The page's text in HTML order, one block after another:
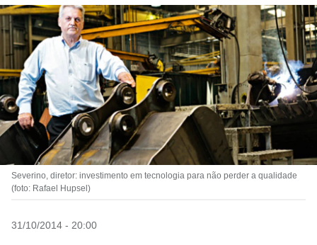
Severino, diretor: investimento em tecnologia para não perder a qualidade
(foto: Rafael Hupsel)
31/10/2014 - 20:00